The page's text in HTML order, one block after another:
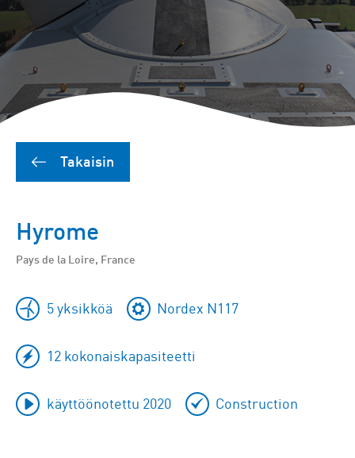
Takaisin
Hyrome
Pays de la Loire, France
5 yksikköä Nordex N117
12 kokonaiskapasiteetti
käyttöönotettu 2020 Construction